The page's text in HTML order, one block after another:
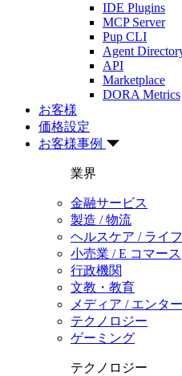
IDE Plugins
MCP Server
Pup CLI
Agent
API
Marketplace
DORA Metrics
お客様
価格設定
お客様事例
業界
金融サービス
製造 / 物流
ヘルスケア / ライ
小売業 / E コマース
行政機関
文教・教育
メディア / エンタ
テクノロジー
ゲーミング
テクノロジー